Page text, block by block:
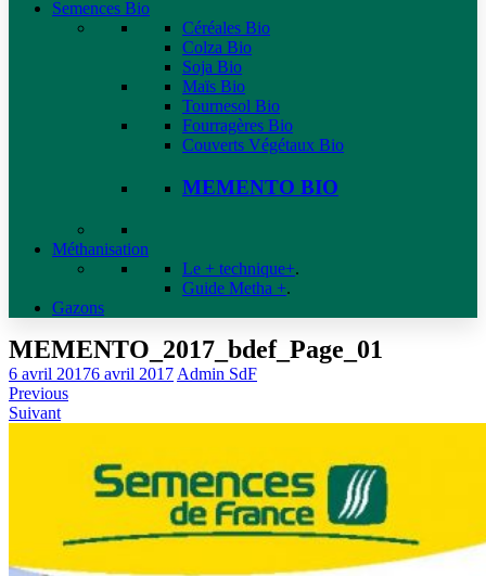
Semences Bio
Céréales Bio
Colza Bio
Soja Bio
Maïs Bio
Tournesol Bio
Fourragères Bio
Couverts Végétaux Bio
MEMENTO BIO
Méthanisation
Le + technique+.
Guide Metha +.
Gazons
MEMENTO_2017_bdef_Page_01
6 avril 20176 avril 2017 Admin SdF
Previous
Suivant